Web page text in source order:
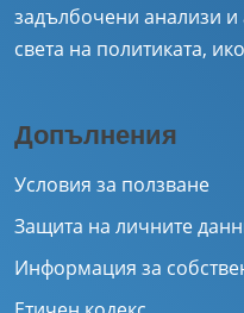
задълбочени анализи и
света на политиката,
Допълнения
Условия за ползване
Защита на личните
Информация за